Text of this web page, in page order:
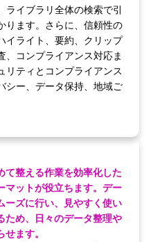
ライブラリ全体の検索で引
ります。さらに、信頼性の
イライト、要約、クリップ
、コンプライアンス対応ま
リティとコンプライアンス
シー、データ保持、地域ご
て整える作業を効率化した
マットが役立ちます。デー
ーズに行い、見やすく使い
ため、日々のデータ整理や
ます。